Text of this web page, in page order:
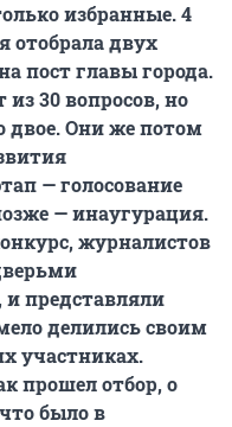
избранные.4
отобрала двух
пост главы города.
30 вопросов, но
двое. Они же потом
— голосование
— инаугурация.
журналистов
представляли
делились своим
участниках.
прошел отбор, о
было в